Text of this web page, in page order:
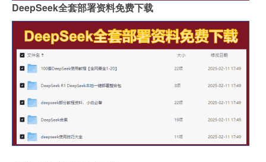
DeepSeek全套部署资料免费下载